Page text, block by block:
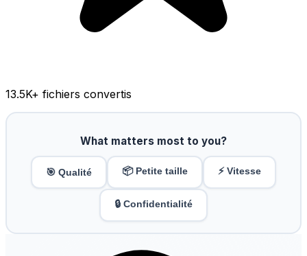
13.5K+ fichiers convertis
What matters most to you?
🎯 Qualité 📦 Petite taille ⚡ Vitesse
🔒 Confidentialité